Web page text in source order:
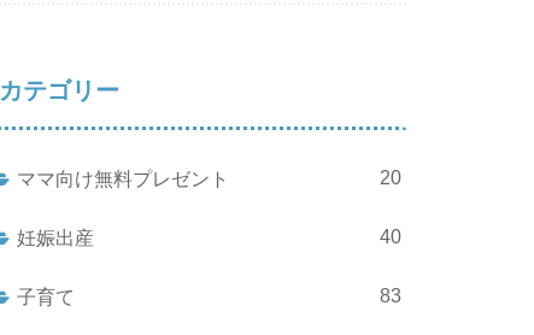
カテゴリー
ママ向け無料プレゼント 20
妊娠出産 40
子育て 83